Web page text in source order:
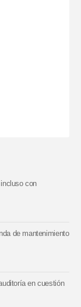
con
de mantenimiento
en cuestión